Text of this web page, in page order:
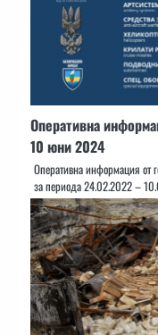
Оперативна
10 юни 2024
Оперативна информация от
за периода 24.02.2022 –